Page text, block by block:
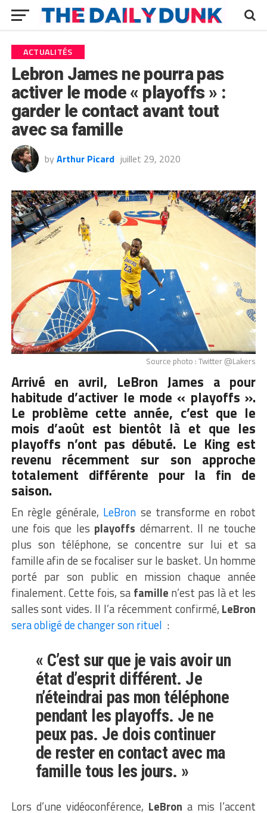
ACTUALITÉS
Lebron James ne pourra pas
activer le mode « playoffs » :
garder le contact avant tout
avec sa famille
by Arthur Picard juillet 29, 2020
Source photo : Twitter @Lakers
Arrivé en avril, LeBron James a pour
habitude d’activer le mode « playoffs ».
Le problème cette année, c’est que le
mois d’août est bientôt là et que les
playoffs n’ont pas débuté. Le King est
revenu récemment sur son approche
totalement différente pour la fin de
saison.
En règle générale, LeBron se transforme en robot
une fois que les playoffs démarrent. Il ne touche
plus son téléphone, se concentre sur lui et sa
famille afin de se focaliser sur le basket. Un homme
porté par son public en mission chaque année
finalement. Cette fois, sa famille n’est pas là et les
salles sont vides. Il l’a récemment confirmé, LeBron
sera obligé de changer son rituel :
« C’est sur que je vais avoir un
état d’esprit différent. Je
n’éteindrai pas mon téléphone
pendant les playoffs. Je ne
peux pas. Je dois continuer
de rester en contact avec ma
famille tous les jours. »
Lors d’une vidéoconférence, LeBron a mis l’accent